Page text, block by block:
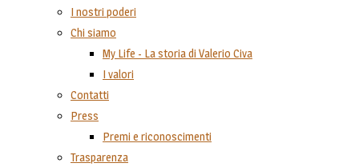
I nostri poderi
Chi siamo
My Life - La storia di Valerio Civa
I valori
Contatti
Press
Premi e riconoscimenti
Trasparenza